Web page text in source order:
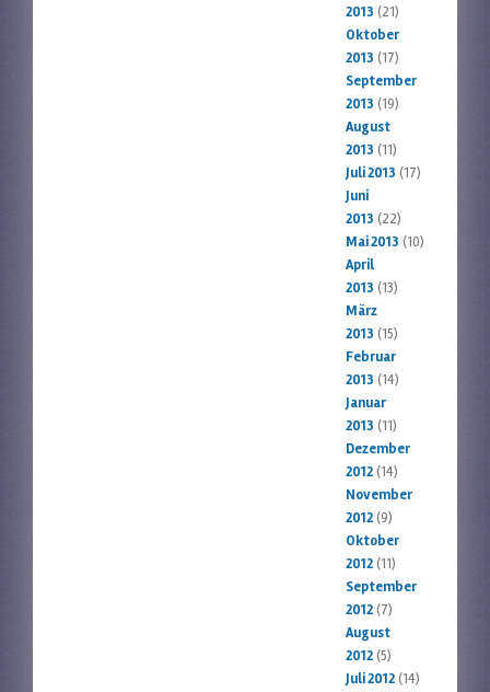
2013 (21)
Oktober
2013 (17)
September
2013 (19)
August
2013 (11)
Juli 2013 (17)
Juni
2013 (22)
Mai 2013 (10)
April
2013 (13)
März
2013 (15)
Februar
2013 (14)
Januar
2013 (11)
Dezember
2012(14)
November
2012(9)
Oktober
2012(11)
September
2012(7)
August
2012(5)
Juli 2012(14)